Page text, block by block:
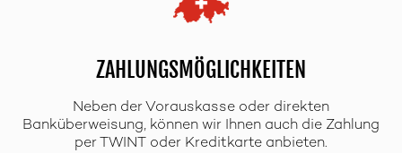
ZAHLUNGSMÖGLICHKEITEN
Neben der Vorauskasse oder direkten
Banküberweisung, können wir Ihnen auch die Zahlung
per TWINT oder Kreditkarte anbieten.